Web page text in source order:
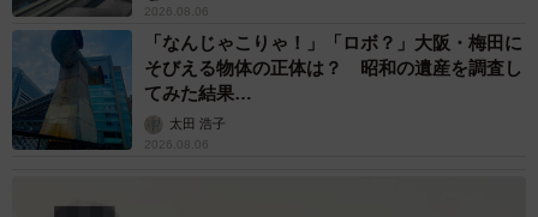
2026.08.06
「なんじゃこりゃ！」「ロボ？」大阪・梅田に
そびえる物体の正体は？ 昭和の遺産を調査し
てみた結果…
太田 浩子
2026.08.06